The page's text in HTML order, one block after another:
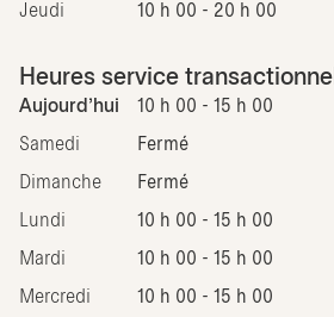
Jeudi 10 h 00 - 20 h 00
Heures service transactionnel
Aujourd'hui 10 h 00 - 15 h 00
Samedi Fermé
Dimanche Fermé
Lundi 10 h 00 - 15 h 00
Mardi 10 h 00 - 15 h 00
Mercredi 10 h 00 - 15 h 00